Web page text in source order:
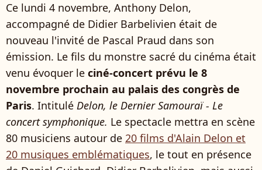
Ce lundi 4 novembre, Anthony Delon,
accompagné de Didier Barbelivien était de
nouveau l'invité de Pascal Praud dans son
émission. Le fils du monstre sacré du cinéma était
venu évoquer le ciné-concert prévu le 8
novembre prochain au palais des congrès de
Paris. Intitulé Delon, le Dernier Samouraï - Le
concert symphonique. Le spectacle mettra en scène
80 musiciens autour de 20 films d'Alain Delon et
20 musiques emblématiques, le tout en présence